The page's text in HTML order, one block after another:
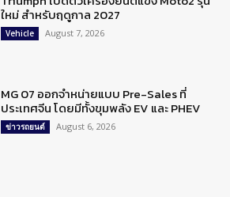
ใหม่ สำหรับฤดูกาล 2027
Vehicle August 7, 2026
MG 07 ออกจำหน่ายแบบ Pre-Sales ที่
ประเทศจีน โดยมีทั้งขุมพลัง EV และ PHEV
ข่าวรถยนต์ August 6, 2026